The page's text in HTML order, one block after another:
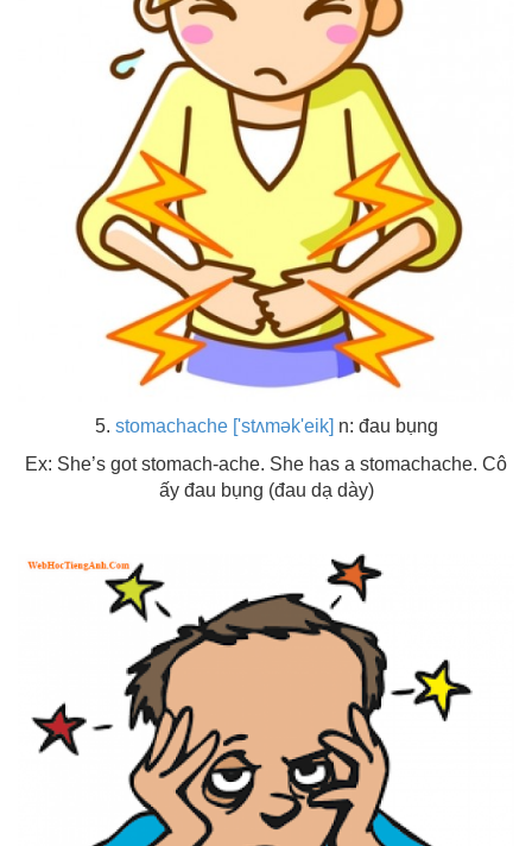
5. stomachache ['stʌmək'eik] n: đau bụng
Ex: She’s got stomach-ache. She has a stomachache. Cô
ấy đau bụng (đau dạ dày)